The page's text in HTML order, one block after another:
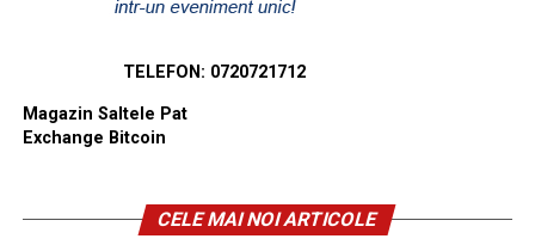
TELEFON: 0720721712
Magazin Saltele Pat
Exchange Bitcoin
CELE MAI NOI ARTICOLE